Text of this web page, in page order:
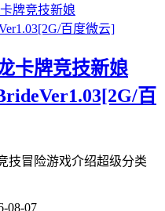
卡牌竞技新娘
百
技冒险游戏介绍超级分类
08-07